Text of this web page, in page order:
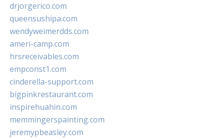
drjorgerico.com
queensushipa.com
wendyweimerdds.com
ameri-camp.com
hrsreceivables.com
empconst1.com
cinderella-support.com
bigpinkrestaurant.com
inspirehuahin.com
memmingerspainting.com
jeremypbeasley.com